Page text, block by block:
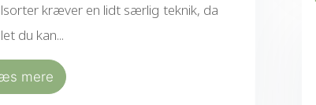
kræver en lidt særlig teknik, da
du kan...
mere